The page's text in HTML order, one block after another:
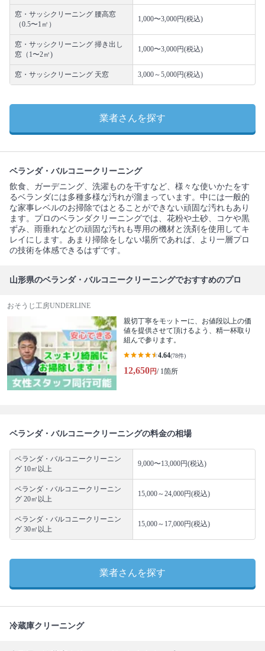
窓・サッシクリーニング 腰高窓
（0.5〜1㎡）
1,000〜3,000円(税込)
窓・サッシクリーニング 掃き出し
窓（1〜2㎡)
1,000〜3,000円(税込)
窓・サッシクリーニング 天窓 3,000～5,000円(税込)
業者さんを探す
ベランダ・バルコニークリーニング
飲食、ガーデニング、洗濯ものを干すなど、様々な使いかたをす
るベランダには多種多様な汚れが溜まっています。中には一般的
な家事レベルのお掃除ではとることができない頑固な汚れもあり
ます。プロのベランダクリーニングでは、花粉や土砂、コケや黒
ずみ、雨垂れなどの頑固な汚れも専用の機材と洗剤を使用してキ
レイにします。あまり掃除をしない場所であれば、より一層プロ
の技術を体感できるはずです。
山形県のベランダ・バルコニークリーニングでおすすめのプロ
おそうじ工房UNDERLINE
親切丁寧をモットーに、お値段以上の価
値を提供させて頂けるよう、精一杯取り
組んで参ります。
4.64(78件)
12,650円/ 1箇所
ベランダ・バルコニークリーニングの料金の相場
ベランダ・バルコニークリーニン
グ 10㎡以上
9,000〜13,000円(税込)
ベランダ・バルコニークリーニン
グ 20㎡以上
15,000～24,000円(税込)
ベランダ・バルコニークリーニン
グ 30㎡以上
15,000～17,000円(税込)
業者さんを探す
冷蔵庫クリーニング